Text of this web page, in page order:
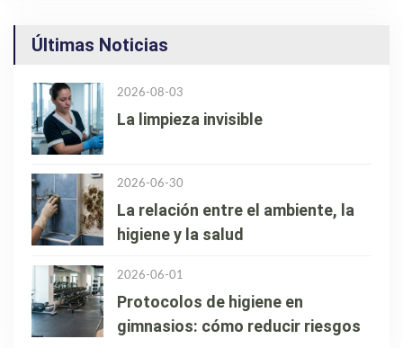
Últimas Noticias
2026-08-03
La limpieza invisible
2026-06-30
La relación entre el ambiente, la
higiene y la salud
2026-06-01
Protocolos de higiene en
gimnasios: cómo reducir riesgos